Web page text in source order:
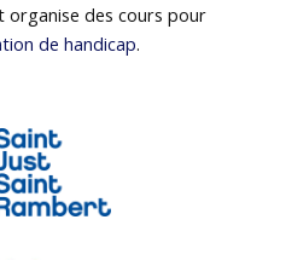
organise des cours pour
de handicap.